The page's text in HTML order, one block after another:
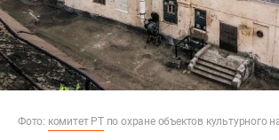
Фото: комитет РТпо охране объектов культурного